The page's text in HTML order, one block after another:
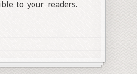
to your readers.